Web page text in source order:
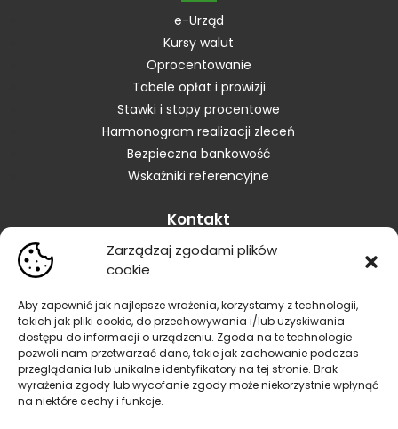
Zarządzaj zgodami plików
cookie
Aby zapewnić jak najlepsze wrażenia, korzystamy z technologii,
takich jak pliki cookie, do przechowywania i/lub uzyskiwania
dostępu do informacji o urządzeniu. Zgoda na te technologie
pozwoli nam przetwarzać dane, takie jak zachowanie podczas
przeglądania lub unikalne identyfikatory na tej stronie. Brak
wyrażenia zgody lub wycofanie zgody może niekorzystnie wpłynąć
na niektóre cechy i funkcje.
e-Urząd
Kursy walut
Oprocentowanie
Tabele opłat i prowizji
Stawki i stopy procentowe
Harmonogram realizacji zleceń
Bezpieczna bankowość
Wskaźniki referencyjne
Kontakt
Skontaktuj się z Bankiem
Zastrzeganie karty
Zastrzeganie dokumentów
Blokowanie bankowości elektronicznej
Informacja dla sygnalistów
Reklamacje